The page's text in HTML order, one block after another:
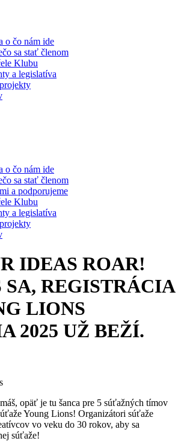
o čo nám ide
sa stať členom
Klubu
a legislatíva
o čo nám ide
sa stať členom
a podporujeme
Klubu
a legislatíva
IDEAS ROAR!
REGISTRÁCIA
LIONS
2025 UŽ BEŽÍ.
opäť je tu šanca pre 5 súťažných tímov
Young Lions! Organizátori súťaže
vo veku do 30 rokov, aby sa
súťaže!